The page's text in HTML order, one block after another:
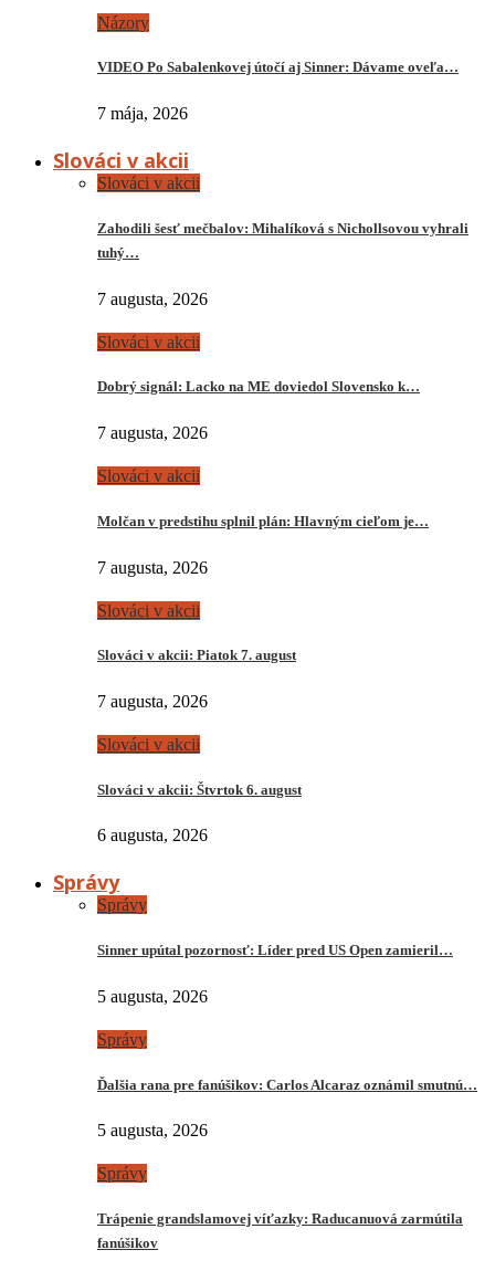
Názory
VIDEO Po Sabalenkovej útočí aj Sinner: Dávame oveľa…
7 mája, 2026
Slováci v akcii
Slováci v akcii
Zahodili šesť mečbalov: Mihalíková s Nichollsovou vyhrali
tuhý…
7 augusta, 2026
Slováci v akcii
Dobrý signál: Lacko na ME doviedol Slovensko k…
7 augusta, 2026
Slováci v akcii
Molčan v predstihu splnil plán: Hlavným cieľom je…
7 augusta, 2026
Slováci v akcii
Slováci v akcii: Piatok 7. august
7 augusta, 2026
Slováci v akcii
Slováci v akcii: Štvrtok 6. august
6 augusta, 2026
Správy
Správy
Sinner upútal pozornosť: Líder pred US Open zamieril…
5 augusta, 2026
Správy
Ďalšia rana pre fanúšikov: Carlos Alcaraz oznámil smutnú…
5 augusta, 2026
Správy
Trápenie grandslamovej víťazky: Raducanuová zarmútila
fanúšikov